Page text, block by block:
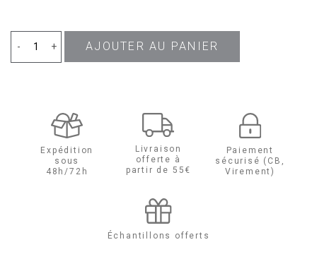
+
- quantité AJOUTER AU PANIER
Expédition
sous
48h/72h
Livraison
offerte à
partir de 55€
Paiement
sécurisé (CB,
Virement)
Échantillons offerts